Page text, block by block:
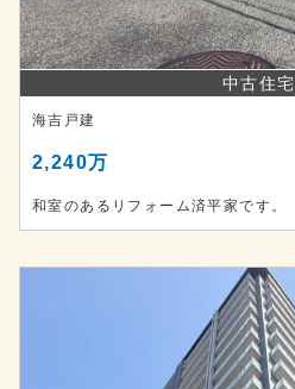
中古住宅
海吉戸建
2,240万
和室のあるリフォーム済平家です。